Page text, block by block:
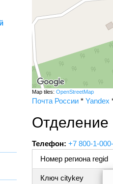
Map tiles: OpenStreetMap
Почта России * Yandex
Отделение
Телефон: +7 800-1-
Номер региона regid
Ключ citykey